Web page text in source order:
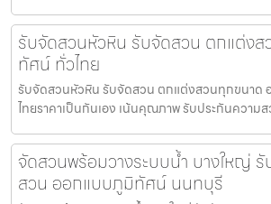
รับจัดสวนหัวหิน รับจัดสวน ตกแต่ง
ทัศน์ ทั่วไทย
รับจัดสวนหัวหิน รับจัดสวน ตกแต่งสวนทุกขนาด
ไทยราคาเป็นกันเอง เน้นคุณภาพ รับประกันความ
จัดสวนพร้อมวางระบบน้ำ บางใหญ่
สวน ออกแบบภูมิทัศน์ นนทบุรี